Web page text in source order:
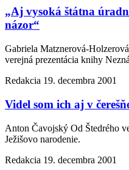
„Aj vysoká štátna
názor“
Gabriela Matznerová-
verejná prezentácia knihy
Redakcia 19. decembra 2001
Videl som ich aj v
Anton Čavojský Od Štedrého
Ježišovo narodenie.
Redakcia 19. decembra 2001